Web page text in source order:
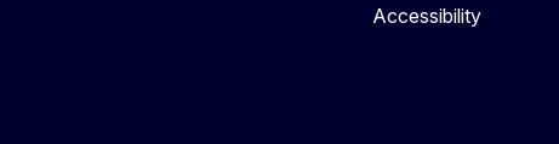
Accessibility